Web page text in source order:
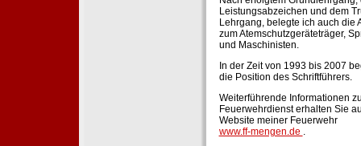
Leistungsabzeichen und dem
Lehrgang, belegte ich auch die
zum Atemschutzgeräteträger,
und Maschinisten.
In der Zeit von 1993 bis 2007
die Position des Schriftführers.
Weiterführende Informationen
Feuerwehrdienst erhalten Sie
Website meiner Feuerwehr
www.ff-mengen.de .